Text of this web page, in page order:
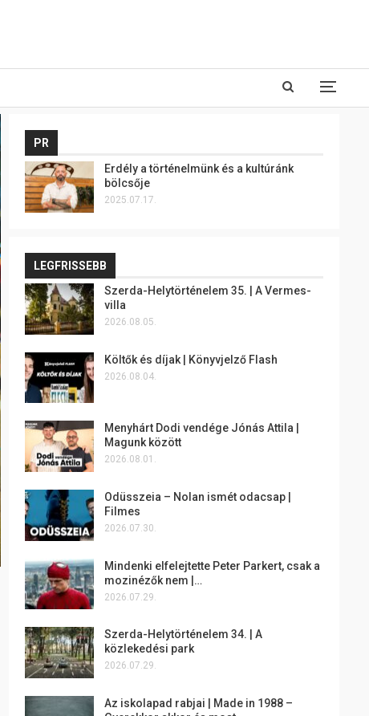
PR
Erdély a történelmünk és a kultúránk
bölcsője
2025.07.17.
LEGFRISSEBB
Szerda-Helytörténelem 35. | A Vermes-
villa
2026.08.05.
Költők és díjak | Könyvjelző Flash
2026.08.04.
Menyhárt Dodi vendége Jónás Attila |
Magunk között
2026.08.01.
Odüsszeia – Nolan ismét odacsap |
Filmes
2026.07.30.
Mindenki elfelejtette Peter Parkert, csak a
mozinézők nem |…
2026.07.29.
Szerda-Helytörténelem 34. | A
közlekedési park
2026.07.29.
Az iskolapad rabjai | Made in 1988 –